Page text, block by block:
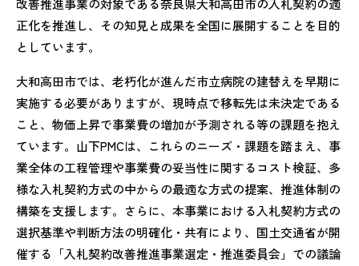
改善推進事業の対象である奈良県大和高田市の入札契約の適
正化を推進し、その知見と成果を全国に展開することを目的
としています。
大和高田市では、老朽化が進んだ市立病院の建替えを早期に
実施する必要がありますが、現時点で移転先は未決定である
こと、物価上昇で事業費の増加が予測される等の課題を抱え
ています。山下PMCは、これらのニーズ・課題を踏まえ、事
業全体の工程管理や事業費の妥当性に関するコスト検証、多
様な入札契約方式の中からの最適な方式の提案、推進体制の
構築を支援します。さらに、本事業における入札契約方式の
選択基準や判断方法の明確化・共有により、国土交通省が開
催する「入札契約改善推進事業選定・推進委員会」での議論